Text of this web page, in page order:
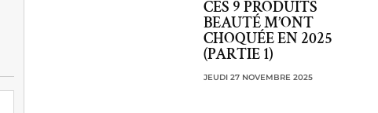
CES 9 PRODUITS
BEAUTÉ M’ONT
CHOQUÉE EN 2025
(PARTIE 1)
JEUDI 27 NOVEMBRE 2025